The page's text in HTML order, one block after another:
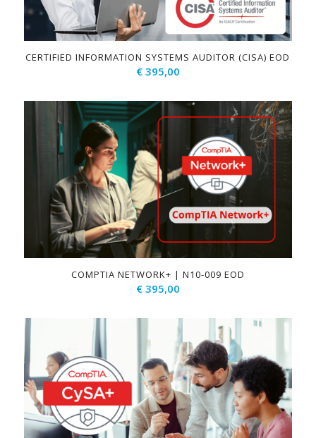
CERTIFIED INFORMATION SYSTEMS AUDITOR (CISA) EOD
€395,00
COMPTIA NETWORK+ | N10-009 EOD
€395,00